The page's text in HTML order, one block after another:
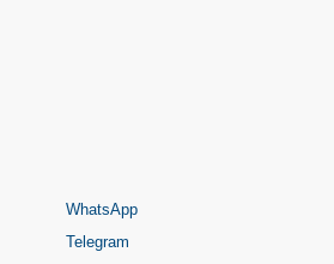
WhatsApp
Telegram